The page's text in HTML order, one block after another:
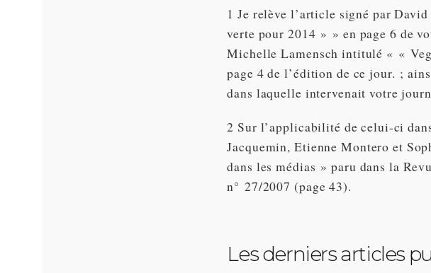
1 Je relève l’article signé par
verte pour 2014 » » en page 6 de
Michelle Lamensch intitulé « «
page 4 de l’édition de ce jour. ;
dans laquelle intervenait votre
2 Sur l’applicabilité de celui-ci
Jacquemin, Etienne Montero et
dans les médias » paru dans la
n° 27/2007 (page 43).
Les derniers articles